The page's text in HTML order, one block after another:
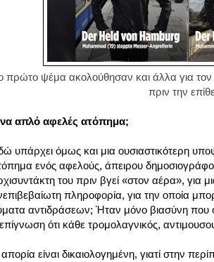
πρώτο ψέμα ακολούθησαν και άλλα για
πριν την
απλό αφελές ατόπημα;
υπάρχει όμως και μια ουσιαστικότερη
ενός αφελούς, άπειρου
του πριν βγεί «στον αέρα», για
πληροφορία, για την οποία
αντιδράσεων; Ήταν μόνο βιασύνη
ότι κάθε τρομολαγνικός,
είναι δικαιολογημένη, γιατί στην